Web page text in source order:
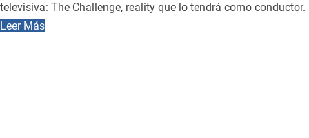
televisiva: The Challenge, reality que lo tendrá como conductor.
Leer Más